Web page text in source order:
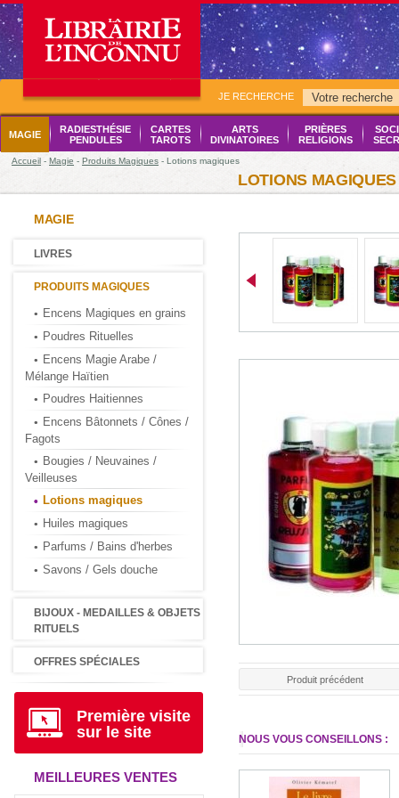
JE RECHERCHE
MAGIE
RADIESTHÉSIE
PENDULES
CARTES
TAROTS
ARTS
DIVINATOIRES
PRIÈRES
RELIGIONS
Accueil - Magie - Produits Magiques - Lotions magiques
LOTIONS MAGIQUES
MAGIE
LIVRES
PRODUITS MAGIQUES
Encens Magiques en grains
Poudres Rituelles
Encens Magie Arabe /
Mélange Haïtien
Poudres Haitiennes
Encens Bâtonnets / Cônes /
Fagots
Bougies / Neuvaines /
Veilleuses
Lotions magiques
Huiles magiques
Parfums / Bains d'herbes
Savons / Gels douche
BIJOUX - MEDAILLES & OBJETS
RITUELS
OFFRES SPÉCIALES
Première visite
sur le site
MEILLEURES VENTES
Produit précédent
NOUS VOUS CONSEILLONS :